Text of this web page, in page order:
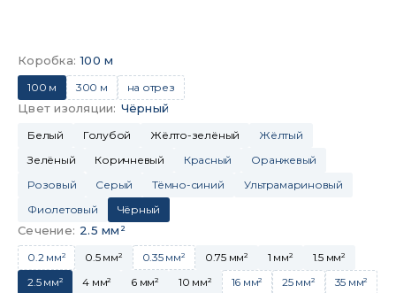
Коробка: 100 м
100 м 300 м на отрез
Цвет изоляции: Чёрный
Белый Голубой Жёлто-зелёный
Жёлтый
Зелёный
Коричневый Красный
Оранжевый
Розовый
Серый Тёмно-синий
Ультрамариновый
Фиолетовый
Чёрный
Сечение: 2.5 мм²
0.2 мм² 0.5 мм² 0.35 мм² 0.75 мм² 1 мм²
1.5 мм²
2.5 мм²
4 мм² 6 мм² 10 мм² 16 мм² 25 мм²
35 мм²